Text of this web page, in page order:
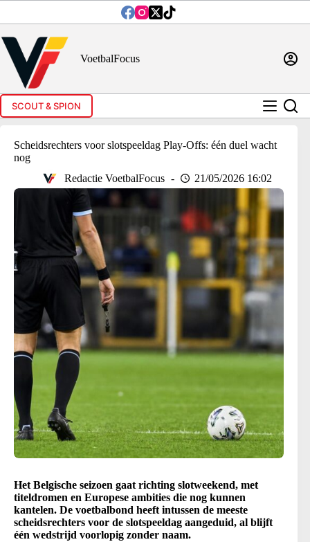
inhoud
VoetbalFocus
SCOUT & SPION
Scheidsrechters voor slotspeeldag Play-Offs: één duel wacht
nog
Redactie VoetbalFocus
21/05/2026 16:02
Het Belgische seizoen gaat richting slotweekend, met
titeldromen en Europese ambities die nog kunnen
kantelen. De voetbalbond heeft intussen de meeste
scheidsrechters voor de slotspeeldag aangeduid, al blijft
één wedstrijd voorlopig zonder naam.